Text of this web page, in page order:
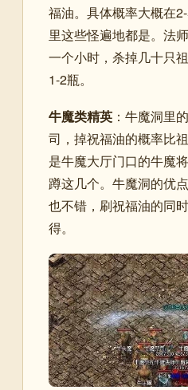
福油。具体概率大概在
里这些怪遍地都是。法
一个小时，杀掉几十只
1-2瓶。
牛魔类精英 ：牛魔洞里
司，掉祝福油的概率比
是牛魔大厅门口的牛魔
蹲这几个。牛魔洞的优
也不错，刷祝福油的同
得。